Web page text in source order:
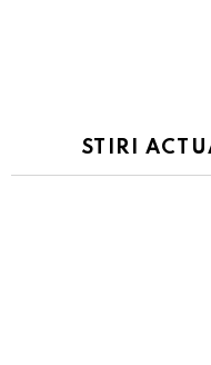
STIRI